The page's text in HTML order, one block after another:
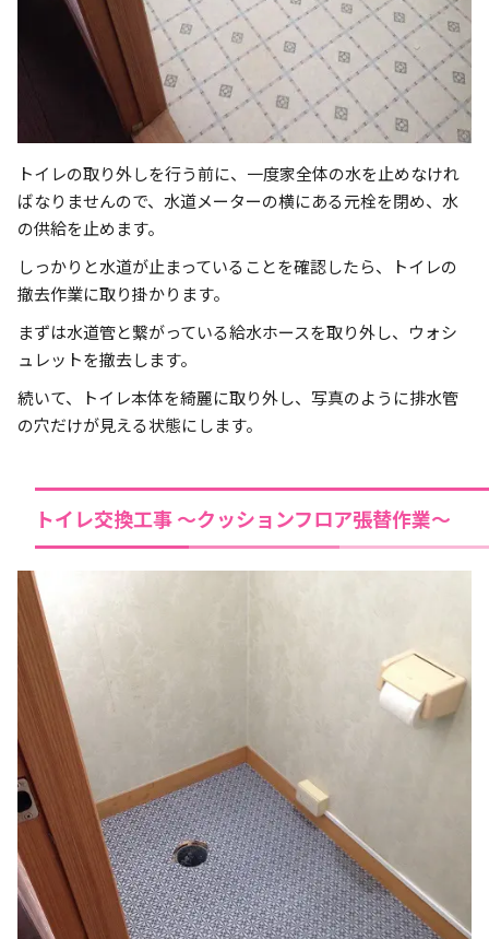
トイレの取り外しを行う前に、一度家全体の水を止めなけれ
ばなりませんので、水道メーターの横にある元栓を閉め、水
の供給を止めます。
しっかりと水道が止まっていることを確認したら、トイレの
撤去作業に取り掛かります。
まずは水道管と繋がっている給水ホースを取り外し、ウォシ
ュレットを撤去します。
続いて、トイレ本体を綺麗に取り外し、写真のように排水管
の穴だけが見える状態にします。
トイレ交換工事 ～クッションフロア張替作業～